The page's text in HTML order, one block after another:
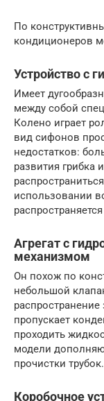
По
кондиционеров
Устройство с
Имеет
между собой
Колено играет
вид сифонов
недостатков:
развития грибка
использовании
Агрегат с
механизмом
Он похож по
небольшой
пропускает
проходить
модели
прочистки трубок.
Коробочное